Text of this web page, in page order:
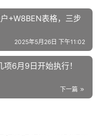
+W8BEN表格，三步
2025年5月26日 下午11:02
6月9日开始执行！
下一篇